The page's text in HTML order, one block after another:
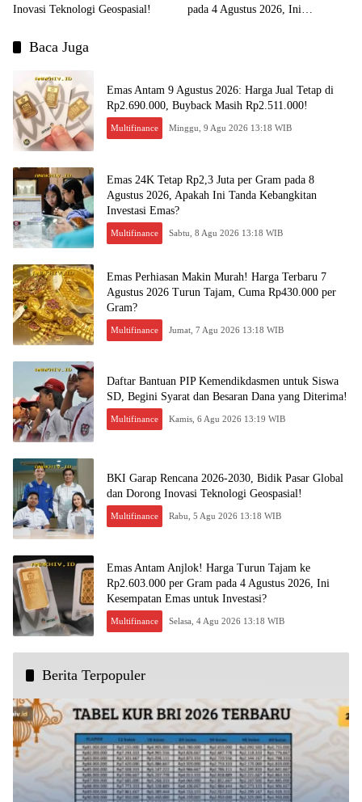
Inovasi Teknologi Geospasial!
pada 4 Agustus 2026, Ini
Baca Juga
Emas Antam 9 Agustus 2026: Harga Jual Tetap di
Rp2.690.000, Buyback Masih Rp2.511.000!
Multifinance Minggu, 9 Agu 2026 13:18 WIB
Emas 24K Tetap Rp2,3 Juta per Gram pada 8
Agustus 2026, Apakah Ini Tanda Kebangkitan
Investasi Emas?
Multifinance Sabtu, 8 Agu 2026 13:18 WIB
Emas Perhiasan Makin Murah! Harga Terbaru 7
Agustus 2026 Turun Tajam, Cuma Rp430.000 per
Gram?
Multifinance Jumat, 7 Agu 2026 13:18 WIB
Daftar Bantuan PIP Kemendikdasmen untuk Siswa
SD, Begini Syarat dan Besaran Dana yang Diterima!
Multifinance Kamis, 6 Agu 2026 13:19 WIB
BKI Garap Rencana 2026-2030, Bidik Pasar Global
dan Dorong Inovasi Teknologi Geospasial!
Multifinance Rabu, 5 Agu 2026 13:18 WIB
Emas Antam Anjlok! Harga Turun Tajam ke
Rp2.603.000 per Gram pada 4 Agustus 2026, Ini
Kesempatan Emas untuk Investasi?
Multifinance Selasa, 4 Agu 2026 13:18 WIB
Berita Terpopuler